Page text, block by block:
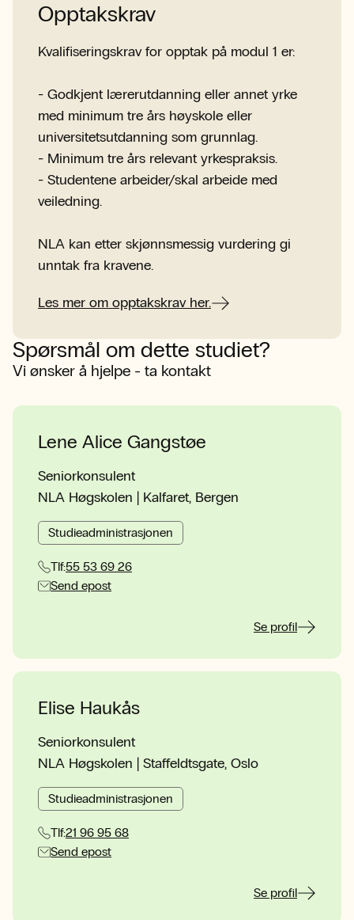
Opptakskrav
Kvalifiseringskrav for opptak på modul 1 er:
- Godkjent lærerutdanning eller annet yrke
med minimum tre års høyskole eller
universitetsutdanning som grunnlag.
- Minimum tre års relevant yrkespraksis.
- Studentene arbeider/skal arbeide med
veiledning.
NLA kan etter skjønnsmessig vurdering gi
unntak fra kravene.
Les mer om opptakskrav her.
Spørsmål om dette studiet?
Vi ønsker å hjelpe - ta kontakt
Lene Alice Gangstøe
Seniorkonsulent
NLA Høgskolen | Kalfaret, Bergen
Studieadministrasjonen
Tlf:55 53 69 26
Send epost
Se profil
Elise Haukås
Seniorkonsulent
NLA Høgskolen | Staffeldtsgate, Oslo
Studieadministrasjonen
Tlf:21 96 95 68
Send epost
Se profil